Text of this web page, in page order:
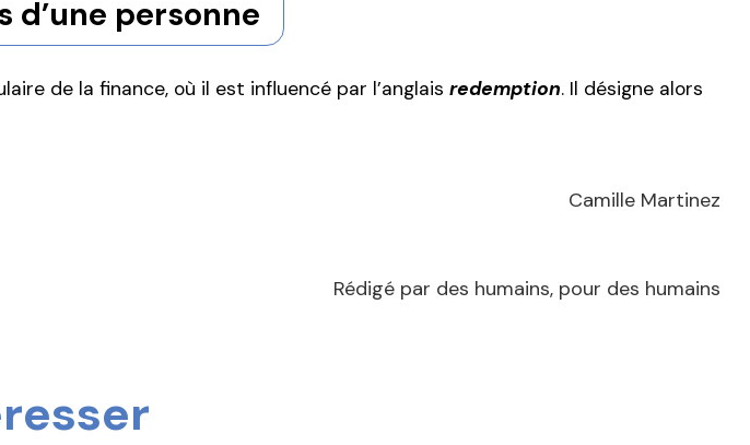
personne
de la finance, où il est influencé par l’anglais redemption. Il désigne alors
Camille Martinez
Rédigé par des humains, pour des humains